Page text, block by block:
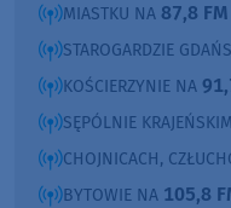
MIASTKU NA 87,8 FM
STAROGARDZIE
KOŚCIERZYNIE NA
SĘPÓLNIE
CHOJNICACH,
BYTOWIE NA 105,8